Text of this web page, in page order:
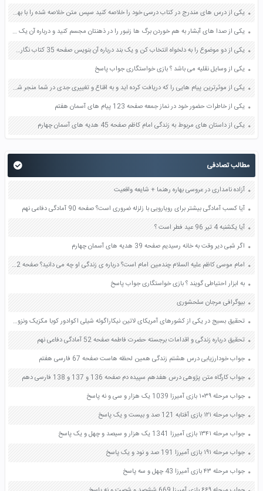
یکی از درس های مندرج در کتاب درسی خود را خلاصه کنید سپس متن خلاصه شده را با بهره گیری از روش های دسته بندی نمودار جدول نقشه مفهومی نشان دهید صفحه 118 نگارش یازدهم
یکی از صدا های آبشار به هم خوردن برگ ها زنبور را در ذهنتان مجسم کنید و درباره آن یک بند بنویسید صفحه 11 نگارش پنجم
یکی از دو موضوع را به دلخواه انتخاب کن و یک بند درباره آن بنویس صفحه 35 کتاب نگارش فارسی سوم
یکی از وسایل نقلیه می باشد ؟ بازی خواستگاری جواب پاسخ
یکی از موثرترین پیام هایی را که دریافت کرده اید و به اقناع و تغییری جدی در شما منجر شده است برسی کنید و علت این تاثیر گذاری قابل توجه را بنویسید صفحه 52 تفکر و سواد رسانه ای دهم
یکی از خاطرات حضور خود در نماز جمعه صفحه 123 پیام های آسمان هفتم
یکی از داستان های مربوط به زندگی امام کاظم صفحه 45 هدیه های آسمان چهارم
مطالب تصادفی
آزاده نامداری در عروسی بهاره رهنما + شایعه واقعیت
آیا کسب آمادگی بیشتر برای رویارویی با زلزله ضروری است؟ صفحه 90 آمادگی دفاعی نهم
آیا یکشنبه 4 تیر 96 عید فطر است ؟
اگر شبی دیر وقت به خانه رسیدیم صفحه 39 هدیه های آسمان چهارم
امام موسی کاظم علیه السلام چندمین امام است؟ درباره ی زندگی او چه می دانید؟ صفحه 42 هدیه های آسمان چهارم
به ابزار احتیاطی گویند ؟ بازی خواستگاری جواب پاسخ
بیوگرافی مرجان سلحشوری
تحقیق بسیج در یکی از کشورهای آمریکای لاتین نیکاراگوئه شیلی اکوادور کوبا مکزیک ونزوئلا بولیوی صفحه 29 آمادگی دفاعی دهم
تحقیق درباره زندگی و اقدامات برجسته حضرت فاطمه صفحه 52 آمادگی دفاعی نهم
جواب خودارزیابی درس هشتم زندگی همین لحظه هاست صفحه 67 فارسی هفتم
جواب کارگاه متن پژوهی درس هفدهم سپیده دم صفحه 136 و 137 و 138 فارسی دهم
جواب مرحله ۱۰۳۹ بازی آمیرزا 1039 یک هزار و سی و نه پاسخ
جواب مرحله ۱۲۱ بازی آفتابه 121 صد و بیست و یک پاسخ
جواب مرحله ۱۳۴۱ بازی آمیرزا 1341 یک هزار و سیصد و چهل و یک پاسخ
جواب مرحله ۱۹۱ بازی آمیرزا 191 صد و نود و یک پاسخ
جواب مرحله ۴۳ بازی آمیرزا 43 چهل و سه پاسخ